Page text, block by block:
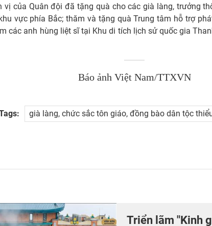
vị của Quân đội đã tặng quà cho các già làng, trưởng
vực phía Bắc; thăm và tặng quà Trung tâm hỗ trợ
các anh hùng liệt sĩ tại Khu di tích lịch sử quốc gia
Báo ảnh Việt Nam/TTXVN
già làng, chức sắc tôn giáo, đồng bào dân tộc
Triển lãm "Kinh